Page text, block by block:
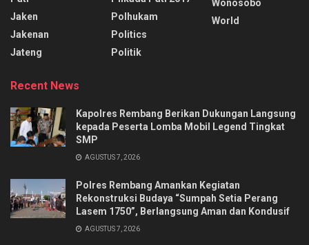
Jaken
Jakenan
Jateng
Polhukam
Politics
Politik
Wonosobo
World
Recent News
Kapolres Rembang Berikan Dukungan Langsung
kepada Peserta Lomba Mobil Legend Tingkat
SMP
AGUSTUS 7, 2026
Polres Rembang Amankan Kegiatan
Rekonstruksi Budaya “Sumpah Setia Perang
Lasem 1750”, Berlangsung Aman dan Kondusif
AGUSTUS 7, 2026